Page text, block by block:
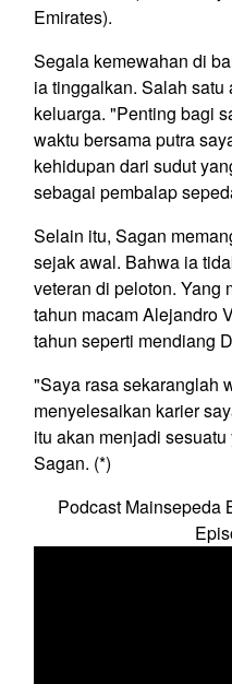
Emirates).
Segala kemewahan di
ia tinggalkan. Salah
keluarga. "Penting bagi
waktu bersama putra
kehidupan dari sudut
sebagai pembalap
Selain itu, Sagan
sejak awal. Bahwa ia
veteran di peloton. Yang
tahun macam Alejandro
tahun seperti mendiang
"Saya rasa sekaranglah
menyelesaikan karier
itu akan menjadi
Sagan. (*)
Podcast Mainsepeda